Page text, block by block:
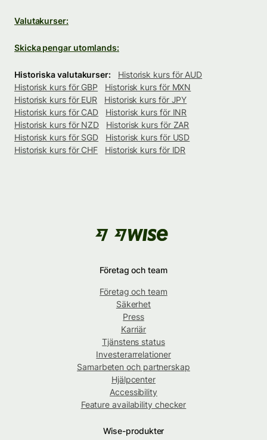
Valutakurser:
Skicka pengar utomlands:
Historiska valutakurser:
Historisk kurs för AUD
Historisk kurs för GBP
Historisk kurs för MXN
Historisk kurs för EUR
Historisk kurs för JPY
Historisk kurs för CAD
Historisk kurs för INR
Historisk kurs för NZD
Historisk kurs för ZAR
Historisk kurs för SGD
Historisk kurs för USD
Historisk kurs för CHF
Historisk kurs för IDR
Företag och team
Företag och team
Säkerhet
Press
Karriär
Tjänstens status
Investerarrelationer
Samarbeten och partnerskap
Hjälpcenter
Accessibility
Feature availability checker
Wise-produkter